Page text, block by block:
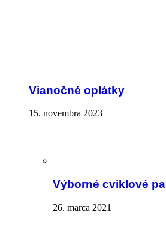
Vianočné oplátky
15. novembra 2023
Výborné cviklové
26. marca 2021